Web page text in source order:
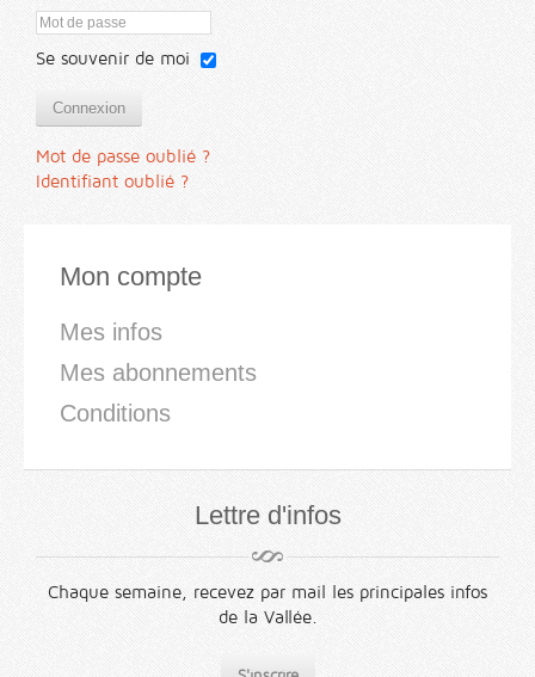
Se souvenir de moi
Connexion
Mot de passe oublié ?
Identifiant oublié ?
Mon compte
Mes infos
Mes abonnements
Conditions
Lettre d'infos
Chaque semaine, recevez par mail les principales infos
de la Vallée.